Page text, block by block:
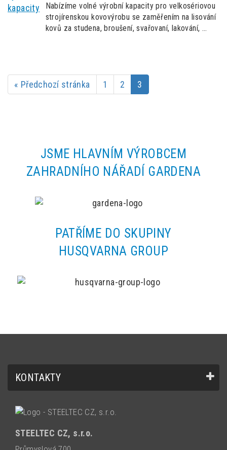
Nabízíme volné výrobní kapacity pro velkosériovou
strojírenskou kovovýrobu se zaměřením na lisování
kovů za studena, broušení, svařovaní, lakování, …
« Předchozí stránka 1 2 3
JSME HLAVNÍM VÝROBCEM
ZAHRADNÍHO NÁŘADÍ GARDENA
PATŘÍME DO SKUPINY
HUSQVARNA GROUP
KONTAKTY
STEELTEC CZ, s.r.o.